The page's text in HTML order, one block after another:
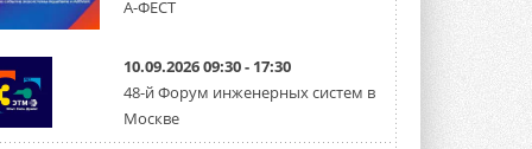
итоги конкурса студенческих
стартует уже в сентябре 2026 года ...
3 АВГУСТА 2026
«Русклимат» укрепляет
А-ФЕСТ
10.09.2026 09:30 - 17:30
48-й Форум инженерных систем в
Москве